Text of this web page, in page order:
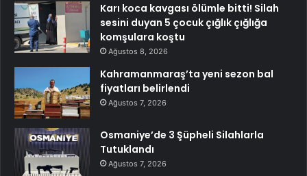
Karı koca kavgası ölümle bitti! Silah
sesini duyan 5 çocuk çığlık çığlığa
komşulara koştu
Ağustos 8, 2026
Kahramanmaraş’ta yeni sezon bal
fiyatları belirlendi
Ağustos 7, 2026
Osmaniye’de 3 Şüpheli Silahlarla
Tutuklandı
Ağustos 7, 2026